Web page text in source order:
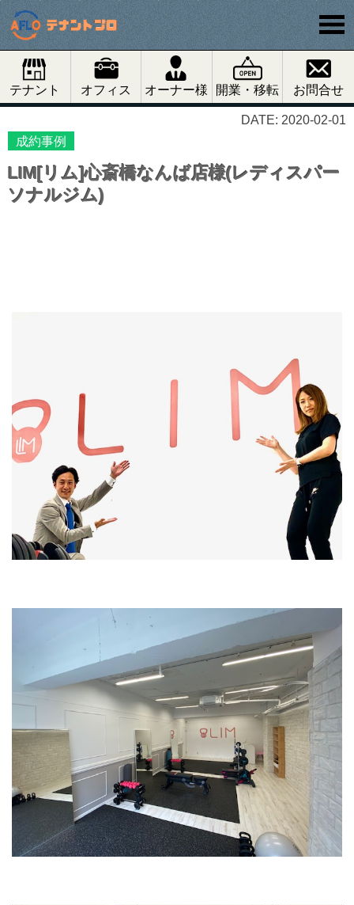
テナント オフィス オーナー様 開業・移転 お問合せ
DATE: 2020-02-01
成約事例
LIM[リム]心斎橋なんば店様(レディスパー
ソナルジム)